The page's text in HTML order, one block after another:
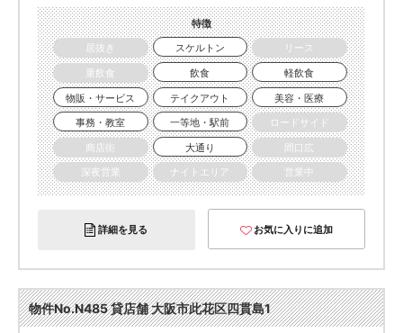
特徴
居抜き
スケルトン
リース
重飲食
飲食
軽飲食
物販・サービス
テイクアウト
美容・医療
事務・教室
一等地・駅前
ロードサイド
商店街
大通り
間口広
深夜営業
ナイトエリア 営業中
詳細を見る お気に入りに追加
物件No.N485 貸店舗 大阪市此花区四貫島1